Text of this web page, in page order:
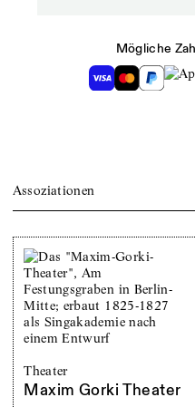
Mögliche
Assoziationen
Theater
Maxim Gorki Theater